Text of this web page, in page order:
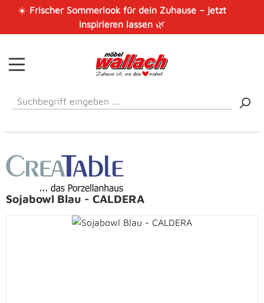
Zum Hauptinhalt springen
☀️ Frischer Sommerlook für dein Zuhause – jetzt
inspirieren lassen🌿
Bildergalerie überspringen
Sojabowl Blau - CALDERA